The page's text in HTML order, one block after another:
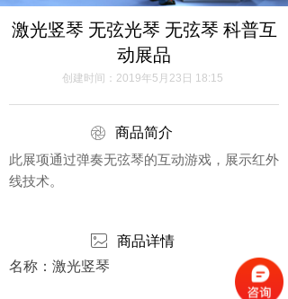
激光竖琴 无弦光琴 无弦琴 科普互
动展品
商品简介
创建时间： 2019年5月23日 18:15
此展项通过弹奏无弦琴的互动游戏，展示红外
线技术。
商品详情
名称：激光竖琴
ꁵ
ꂈ